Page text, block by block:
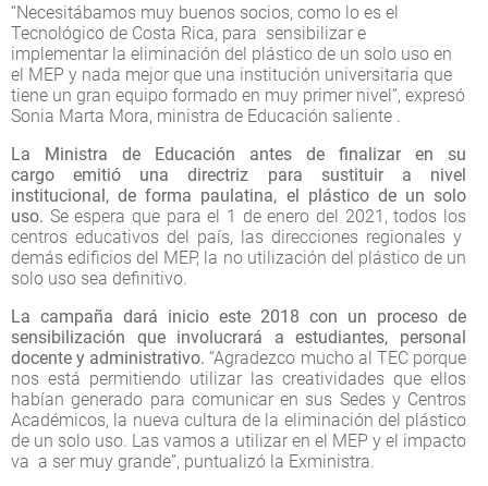
“Necesitábamos muy buenos socios, como lo es el
Tecnológico de Costa Rica, para sensibilizar e
implementar la eliminación del plástico de un solo uso en
el MEP y nada mejor que una institución universitaria que
tiene un gran equipo formado en muy primer nivel”, expresó
Sonia Marta Mora, ministra de Educación saliente .
La Ministra de Educación antes de finalizar en su
cargo emitió una directriz para sustituir a nivel
institucional, de forma paulatina, el plástico de un solo
uso. Se espera que para el 1 de enero del 2021, todos los
centros educativos del país, las direcciones regionales y
demás edificios del MEP, la no utilización del plástico de un
solo uso sea definitivo.
La campaña dará inicio este 2018 con un proceso de
sensibilización que involucrará a estudiantes, personal
docente y administrativo.“Agradezco mucho al TEC porque
nos está permitiendo utilizar las creatividades que ellos
habían generado para comunicar en sus Sedes y Centros
Académicos, la nueva cultura de la eliminación del plástico
de un solo uso. Las vamos a utilizar en el MEP y el impacto
va a ser muy grande”, puntualizó la Exministra.